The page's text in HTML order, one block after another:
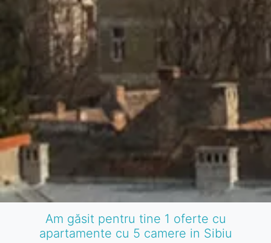
Am găsit pentru tine 1 oferte cu
apartamente cu 5 camere in Sibiu